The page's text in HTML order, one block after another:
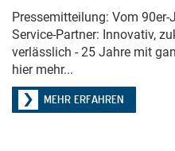
Pressemitteilung: Vom
Service-Partner: Innovativ,
verlässlich - 25 Jahre mit
hier mehr...
MEHR ERFAHREN